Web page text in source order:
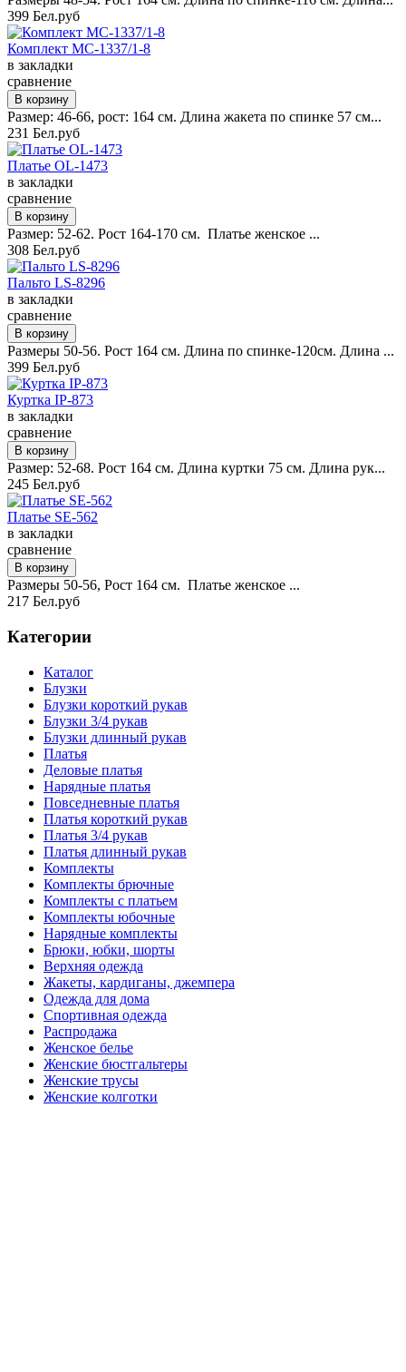
399 Бел.руб
Комплект MC-1337/1-8
в закладки
сравнение
Размер: 46-66, рост: 164 см. Длина жакета по спинке 57 см...
231 Бел.руб
Платье OL-1473
в закладки
сравнение
Размер: 52-62. Рост 164-170 см. Платье женское ...
308 Бел.руб
Пальто LS-8296
в закладки
сравнение
Размеры 50-56. Рост 164 см. Длина по спинке-120см. Длина ...
399 Бел.руб
Куртка IP-873
в закладки
сравнение
Размер: 52-68. Рост 164 см. Длина куртки 75 см. Длина рук...
245 Бел.руб
Платье SE-562
в закладки
сравнение
Размеры 50-56, Рост 164 см. Платье женское ...
217 Бел.руб
Категории
Каталог
Блузки
Блузки короткий рукав
Блузки 3/4 рукав
Блузки длинный рукав
Платья
Деловые платья
Нарядные платья
Повседневные платья
Платья короткий рукав
Платья 3/4 рукав
Платья длинный рукав
Комплекты
Комплекты брючные
Комплекты с платьем
Комплекты юбочные
Нарядные комплекты
Брюки, юбки, шорты
Верхняя одежда
Жакеты, кардиганы, джемпера
Одежда для дома
Спортивная одежда
Распродажа
Женское белье
Женские бюстгальтеры
Женские трусы
Женские колготки